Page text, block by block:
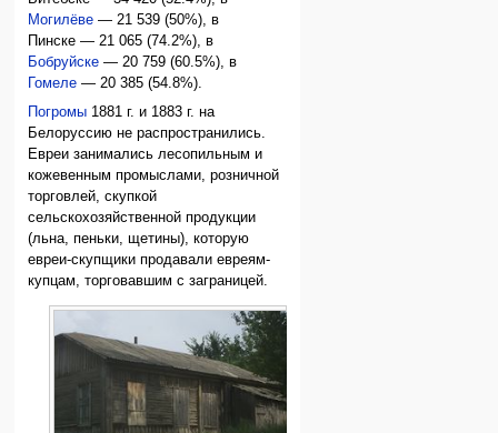
Могилёве — 21 539 (50%), в
Пинске — 21 065 (74.2%), в
Бобруйске — 20 759 (60.5%), в
Гомеле — 20 385 (54.8%).
Погромы 1881 г. и 1883 г. на
Белоруссию не распространились.
Евреи занимались лесопильным и
кожевенным промыслами, розничной
торговлей, скупкой
сельскохозяйственной продукции
(льна, пеньки, щетины), которую
евреи-скупщики продавали евреям-
купцам, торговавшим с заграницей.